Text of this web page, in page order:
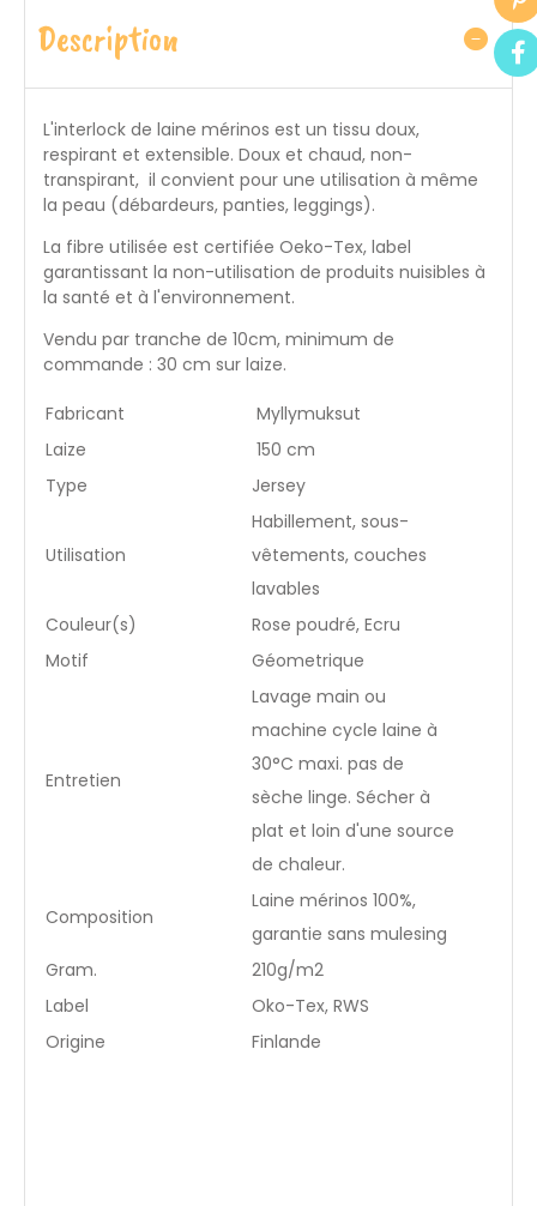
Description
L'interlock de laine mérinos est un tissu doux,
respirant et extensible. Doux et chaud, non-
transpirant, il convient pour une utilisation à même
la peau (débardeurs, panties, leggings).
La fibre utilisée est certifiée Oeko-Tex, label
garantissant la non-utilisation de produits nuisibles à
la santé et à l'environnement.
Vendu par tranche de 10cm, minimum de
commande : 30 cm sur laize.
Fabricant
Myllymuksut
Laize
150 cm
Type
Jersey
Utilisation
Habillement, sous-
vêtements, couches
lavables
Couleur(s)
Rose poudré, Ecru
Motif
Géometrique
Entretien
Lavage main ou
machine cycle laine à
30°C maxi. pas de
sèche linge. Sécher à
plat et loin d'une source
de chaleur.
Composition
Laine mérinos 100%,
garantie sans mulesing
Gram.
210g/m2
Label
Oko-Tex, RWS
Origine
Finlande